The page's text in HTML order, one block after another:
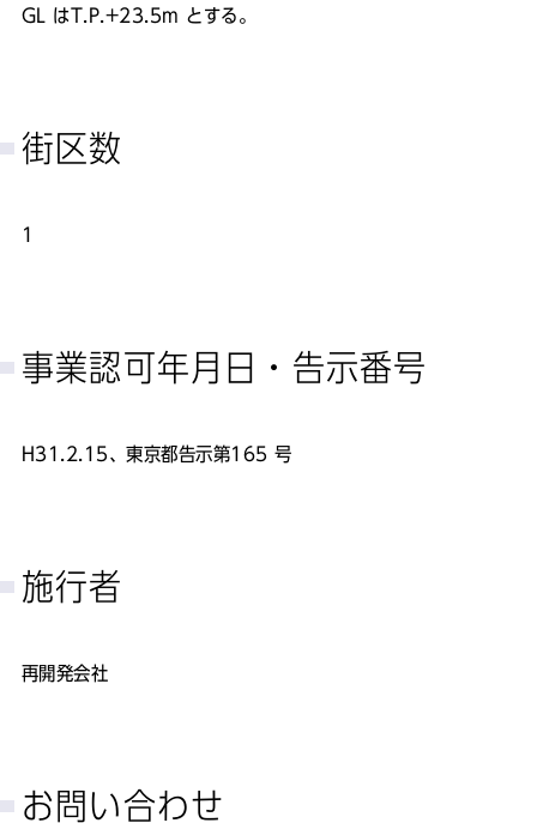
GL はT.P.+23.5m とする。
街区数
1
事業認可年月日・告示番号
H31.2.15、東京都告示第165 号
施行者
再開発会社
お問い合わせ